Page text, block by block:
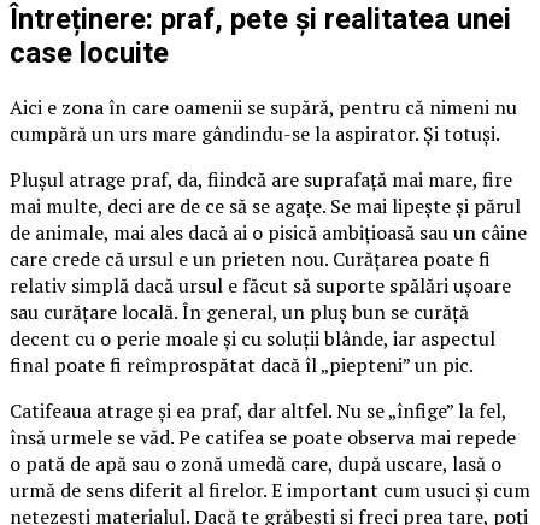
Întreținere: praf, pete și realitatea unei
case locuite
Aici e zona în care oamenii se supără, pentru că nimeni nu
cumpără un urs mare gândindu-se la aspirator. Și totuși.
Plușul atrage praf, da, fiindcă are suprafață mai mare, fire
mai multe, deci are de ce să se agațe. Se mai lipește și părul
de animale, mai ales dacă ai o pisică ambițioasă sau un câine
care crede că ursul e un prieten nou. Curățarea poate fi
relativ simplă dacă ursul e făcut să suporte spălări ușoare
sau curățare locală. În general, un pluș bun se curăță
decent cu o perie moale și cu soluții blânde, iar aspectul
final poate fi reîmprospătat dacă îl „piepteni” un pic.
Catifeaua atrage și ea praf, dar altfel. Nu se „înfige” la fel,
însă urmele se văd. Pe catifea se poate observa mai repede
o pată de apă sau o zonă umedă care, după uscare, lasă o
urmă de sens diferit al firelor. E important cum usuci și cum
netezești materialul. Dacă te grăbești și freci prea tare, poți